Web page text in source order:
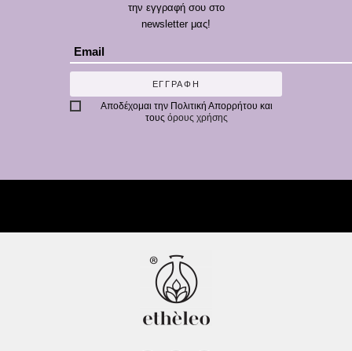
την εγγραφή σου στο
newsletter μας!
ΕΓΓΡΑΦΗ
Αποδέχομαι την Πολιτική Απορρήτου και
τουςόρους χρήσης